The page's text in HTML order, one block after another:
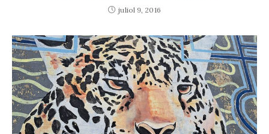
juliol 9, 2016